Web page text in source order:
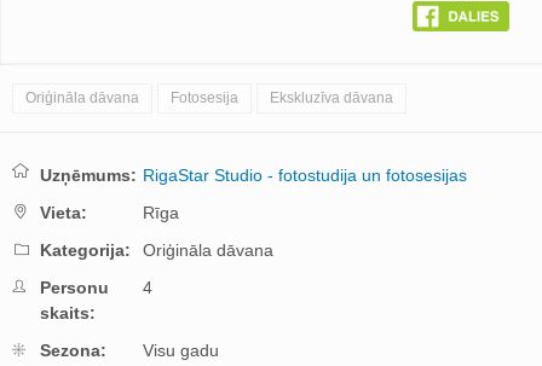
Oriģināla dāvana Fotosesija Ekskluzīva dāvana
Uzņēmums: RigaStar Studio - fotostudija un fotosesijas
Vieta:
Rīga
Kategorija:
Oriģināla dāvana
Personu
skaits:
4
Sezona:
Visu gadu